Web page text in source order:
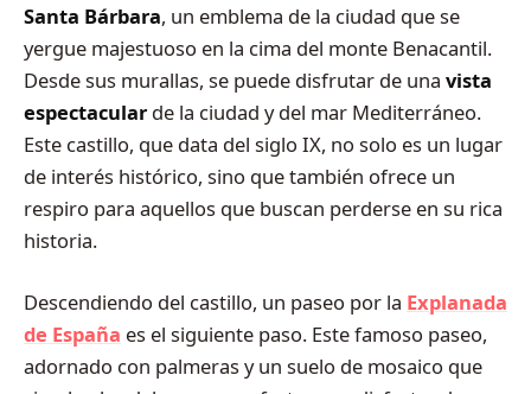
Santa Bárbara, un emblema de la ciudad que se
yergue majestuoso en la cima del monte Benacantil.
Desde sus murallas, se puede disfrutar de una vista
espectacular de la ciudad y del mar Mediterráneo.
Este castillo, que data del siglo IX, no solo es un lugar
de interés histórico, sino que también ofrece un
respiro para aquellos que buscan perderse en su rica
historia.
Descendiendo del castillo, un paseo por la Explanada
de España es el siguiente paso. Este famoso paseo,
adornado con palmeras y un suelo de mosaico que